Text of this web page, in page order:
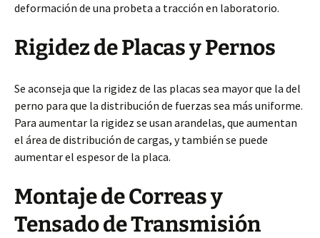
deformación de una probeta a tracción en laboratorio.
Rigidez de Placas y Pernos
Se aconseja que la rigidez de las placas sea mayor que la del
perno para que la distribución de fuerzas sea más uniforme.
Para aumentar la rigidez se usan arandelas, que aumentan
el área de distribución de cargas, y también se puede
aumentar el espesor de la placa.
Montaje de Correas y
Tensado de Transmisión